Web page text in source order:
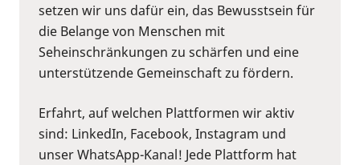
setzen wir uns dafür ein, das Bewusstsein für
die Belange von Menschen mit
Seheinschränkungen zu schärfen und eine
unterstützende Gemeinschaft zu fördern.
Erfahrt, auf welchen Plattformen wir aktiv
sind: LinkedIn, Facebook, Instagram und
unser WhatsApp-Kanal! Jede Plattform hat